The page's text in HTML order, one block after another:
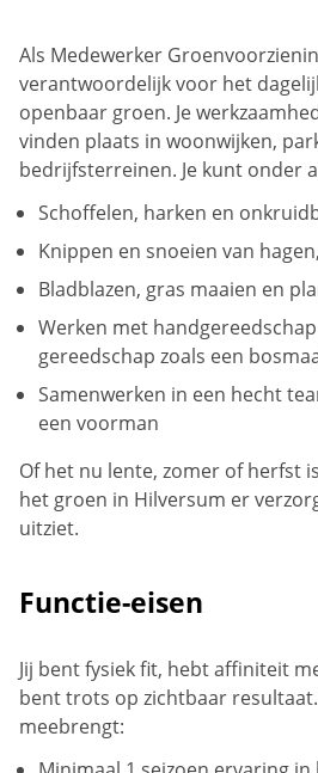
Als Medewerker
verantwoordelijk voor het
openbaar groen. Je
vinden plaats in woonwijken,
bedrijfsterreinen. Je kunt onder
Schoffelen, harken en
Knippen en snoeien van
Bladblazen, gras maaien en
Werken met
gereedschap zoals een
Samenwerken in een hecht
een voorman
Of het nu lente, zomer of herfst
het groen in Hilversum er
uitziet.
Functie-eisen
Jij bent fysiek fit, hebt affiniteit
bent trots op zichtbaar
meebrengt: